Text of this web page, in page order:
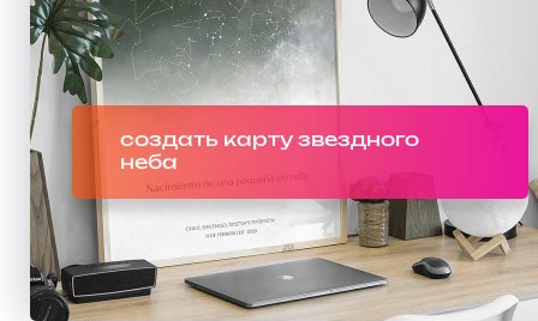
создать карту звездного
неба